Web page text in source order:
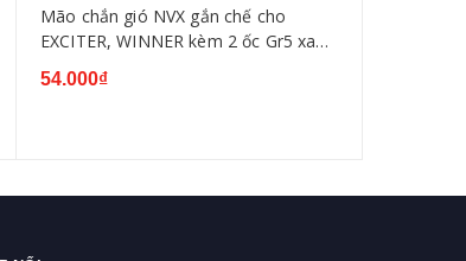
Mão chắn gió NVX gắn chế cho
EXCITER, WINNER kèm 2 ốc Gr5 xanh
tím
54.000₫